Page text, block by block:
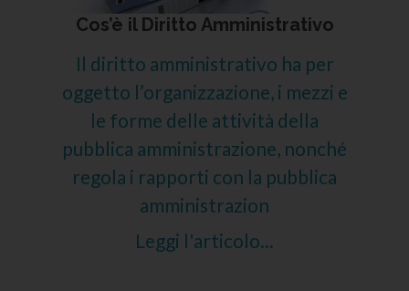
Cos’è il Diritto Amministrativo
Il diritto amministrativo ha per
oggetto l’organizzazione, i mezzi e
le forme delle attività della
pubblica amministrazione, nonché
regola i rapporti con la pubblica
amministrazion
Leggi l'articolo...